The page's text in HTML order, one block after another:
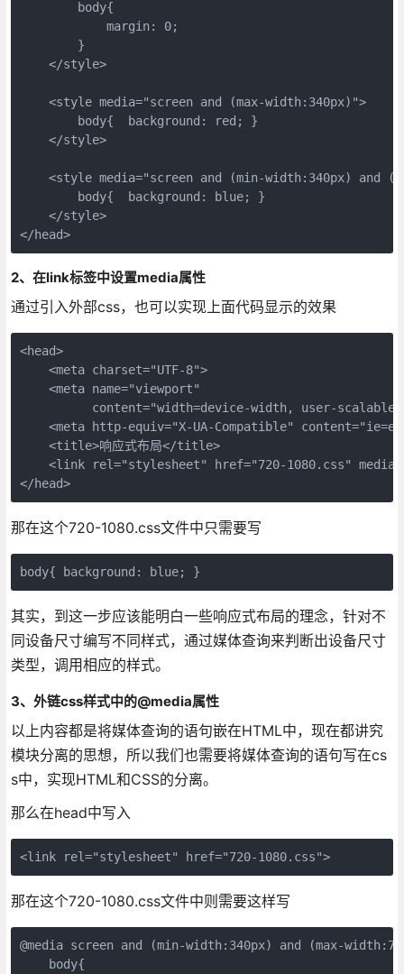
        body{
            margin: 0;
        }
    </style>
    <style media="screen and (max-width:340px)">
        body{  background: red; }
    </style>
<style media="screen and (min-width:340px) and
        body{  background: blue; }
    </style>
</head>
2、在link标签中设置media属性
通过引入外部css，也可以实现上面代码显示的效果
<head>
    <meta charset="UTF-8">
    <meta name="viewport"
content="width=device-width, user-
<meta http-equiv="X-UA-Compatible"
    <title>响应式布局</title>
<link rel="stylesheet" href="720-1080.css"
</head>
那在这个720-1080.css文件中只需要写
body{ background: blue; }
其实，到这一步应该能明白一些响应式布局的理念，针对不
同设备尺寸编写不同样式，通过媒体查询来判断出设备尺寸
类型，调用相应的样式。
3、外链css样式中的@media属性
以上内容都是将媒体查询的语句嵌在HTML中，现在都讲究
模块分离的思想，所以我们也需要将媒体查询的语句写在cs
s中，实现HTML和CSS的分离。
那么在head中写入
<link rel="stylesheet" href="720-1080.css">
那在这个720-1080.css文件中则需要这样写
@media screen and (min-width:340px) and (max-
    body{